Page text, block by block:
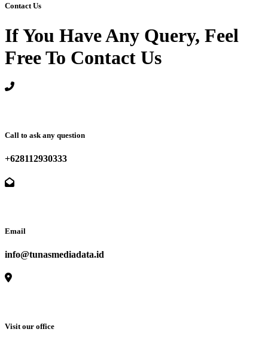
Contact Us
If You Have Any Query, Feel
Free To Contact Us
Call to ask any question
+628112930333
Email
info@tunasmediadata.id
Visit our office